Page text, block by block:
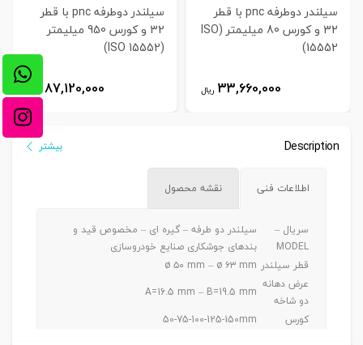
سیلندر دوطرفه pnc با قطر
32 و کورس 80 میلیمتر (ISO
15552)
33,660,000 ریال
سیلندر دوطرفه pnc با قطر
32 و کورس 950 میلیمتر
(ISO 15552)
87,120,000
Description بیشتر
اطلاعات فنی نقشه محصول
سریال –
MODEL
سیلندر دو طرفه – گیره ای – مخصوص قید و
بندهای جوشکاری صنایع خودروسازی
قطر سیلندر ø ۵۰ mm – ø ۶۳ mm
عرض دهانه
دو شاخه
A=16.5 mm – B=19.5 mm
کورس
50-75-100-125-150mm